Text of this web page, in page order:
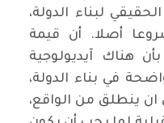
لبناء الدولة،
أصلا. أن قيمة
هناك آيديولوجية
في بناء الدولة،
ان ينطلق من الواقع،